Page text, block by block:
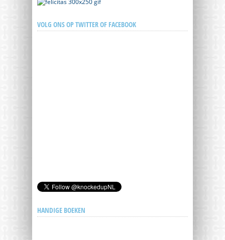
VOLG ONS OP TWITTER OF FACEBOOK
HANDIGE BOEKEN